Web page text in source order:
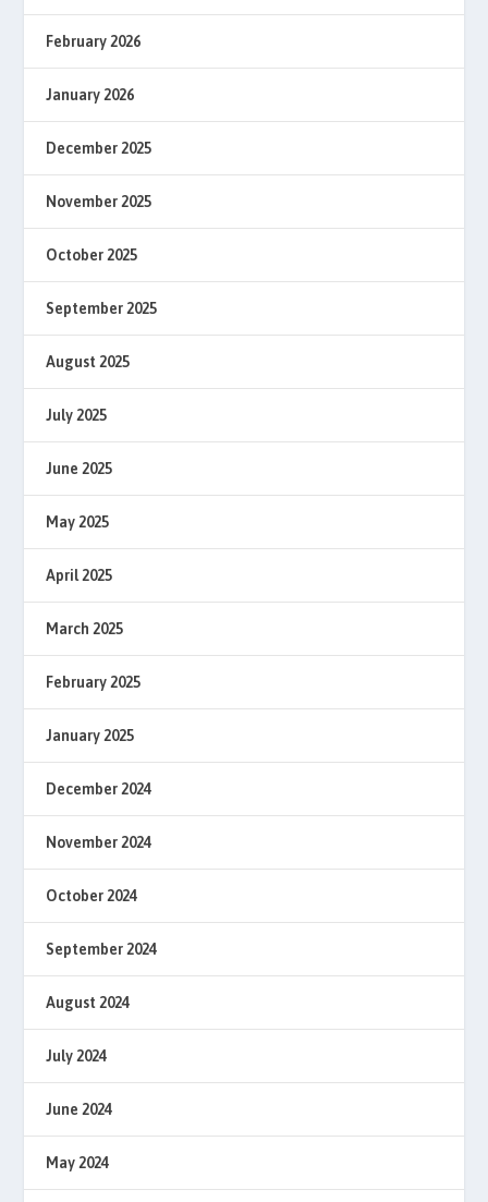
February 2026
January 2026
December 2025
November 2025
October 2025
September 2025
August 2025
July 2025
June 2025
May 2025
April 2025
March 2025
February 2025
January 2025
December 2024
November 2024
October 2024
September 2024
August 2024
July 2024
June 2024
May 2024